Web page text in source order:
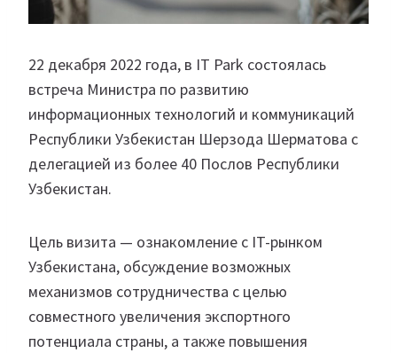
22 декабря 2022 года, в IT Park состоялась
встреча Министра по развитию
информационных технологий и коммуникаций
Республики Узбекистан Шерзода Шерматова с
делегацией из более 40 Послов Республики
Узбекистан.
Цель визита — ознакомление с IT-рынком
Узбекистана, обсуждение возможных
механизмов сотрудничества с целью
совместного увеличения экспортного
потенциала страны, а также повышения